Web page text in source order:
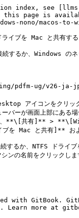
index, see
this page is
nono/macos-
イブを Mac と共有する
るか、Windows のネ
pdfm-ug/v26-ja-
**\[共有]** >
を Mac と共有]** お
続するか、NTFS ドラ
ンの名前をクリックしま
with GitBook.
more at